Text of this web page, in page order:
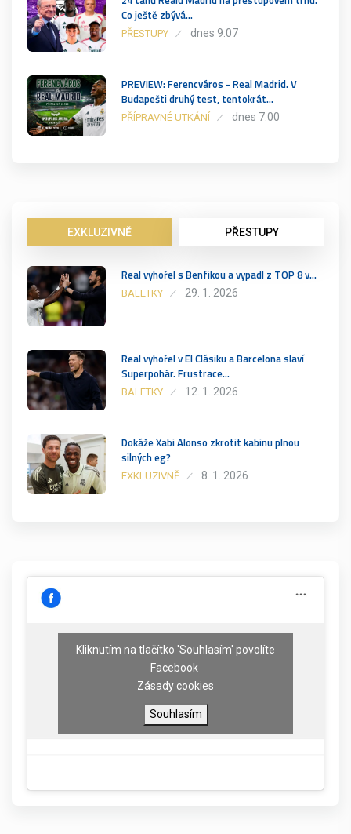
Co ještě zbývá…
PŘESTUPY dnes 9:07
PREVIEW: Ferencváros - Real Madrid. V
Budapešti druhý test, tentokrát…
PŘÍPRAVNÉ UTKÁNÍ dnes 7:00
EXKLUZIVNĚ PŘESTUPY
Real vyhořel s Benfikou a vypadl z TOP 8 v…
BALETKY 29. 1. 2026
Real vyhořel v El Clásiku a Barcelona slaví
Superpohár. Frustrace…
BALETKY 12. 1. 2026
Dokáže Xabi Alonso zkrotit kabinu plnou
silných eg?
EXKLUZIVNĚ 8. 1. 2026
Kliknutím na tlačítko 'Souhlasím' povolíte
Facebook
Zásady cookies
Souhlasím